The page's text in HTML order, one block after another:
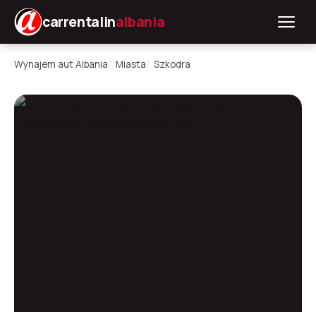
carrentalinalbania
Wynajem aut Albania Miasta Szkodra